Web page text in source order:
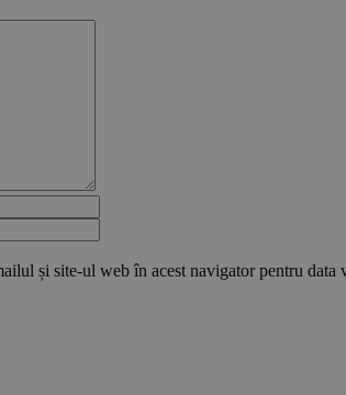
și site-ul web în acest navigator pentru data